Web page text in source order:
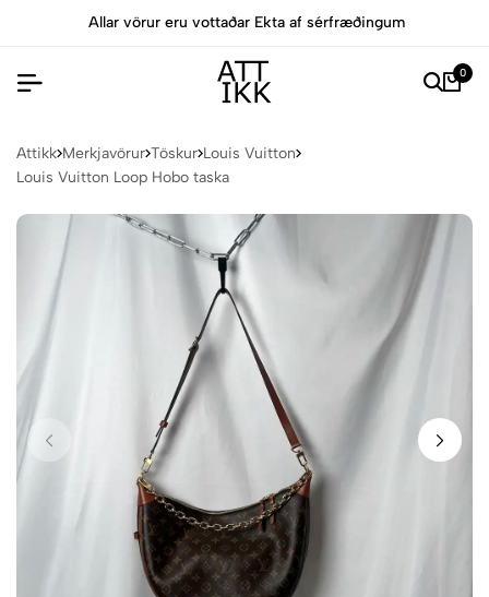
Allar vörur eru vottaðar Ekta af sérfræðingum
0
Attikk Merkjavörur Töskur Louis Vuitton
Louis Vuitton Loop Hobo taska